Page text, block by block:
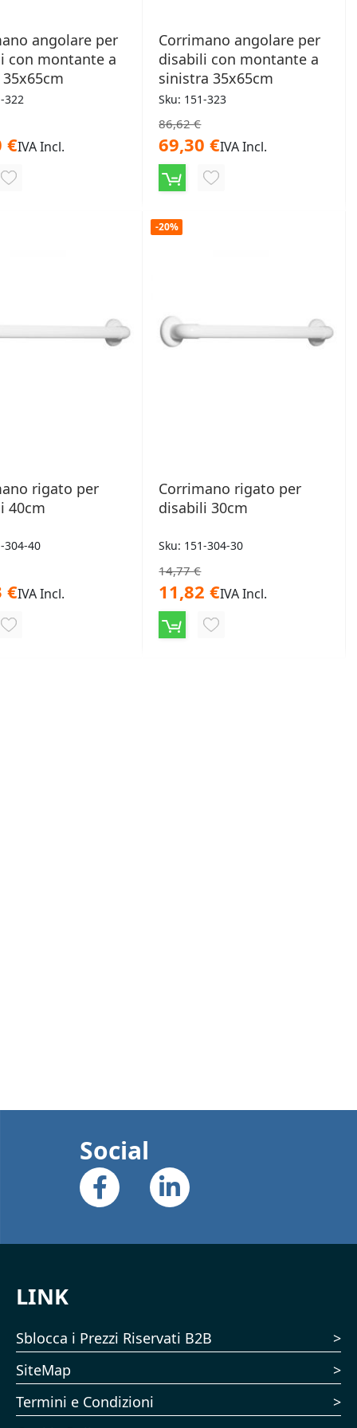
angolare per
con montante a
322
€IVA Incl.
AGGIUNGI
Corrimano angolare per
disabili con montante a
sinistra 35x65cm
Sku: 151-323
86,62 €
69,30 €IVA Incl.
AGGIUNGI
rigato per
40cm
304-40
€IVA Incl.
AGGIUNGI
-20%
Corrimano rigato per
disabili 30cm
Sku: 151-304-30
14,77 €
11,82 €IVA Incl.
AGGIUNGI
Social
LINK
Sblocca i Prezzi Riservati B2B
SiteMap
Termini e Condizioni